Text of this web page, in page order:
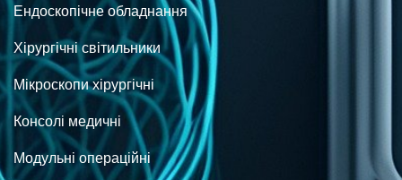
Ендоскопічне обладнання
Хірургічні світильники
Мікроскопи хірургічні
Консолі медичні
Модульні операційні